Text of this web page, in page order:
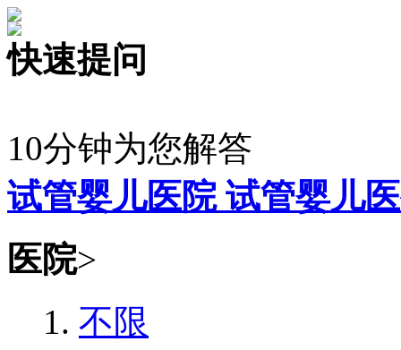
快速提问
10分钟为您解答
试管婴儿医院 试管婴儿
医院>
不限